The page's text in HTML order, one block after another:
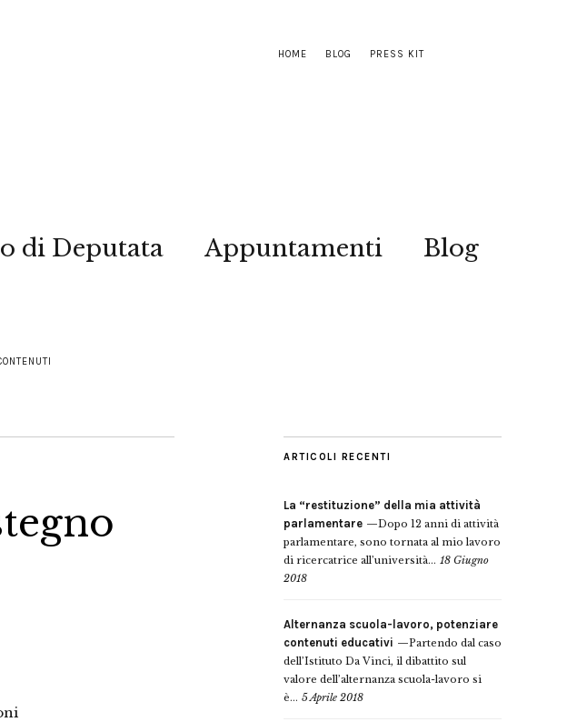
HOME BLOG PRESS KIT
di Deputata Appuntamenti Blog
ARTICOLI RECENTI
La “restituzione” della mia attività
parlamentare
Dopo 12 anni di attività
parlamentare, sono tornata al mio lavoro
di ricercatrice all’università... 18 Giugno
2018
Alternanza scuola-lavoro, potenziare
contenuti educativi
Partendo dal caso
dell’Istituto Da Vinci, il dibattito sul
valore dell’alternanza scuola-lavoro si
è... 5 Aprile 2018